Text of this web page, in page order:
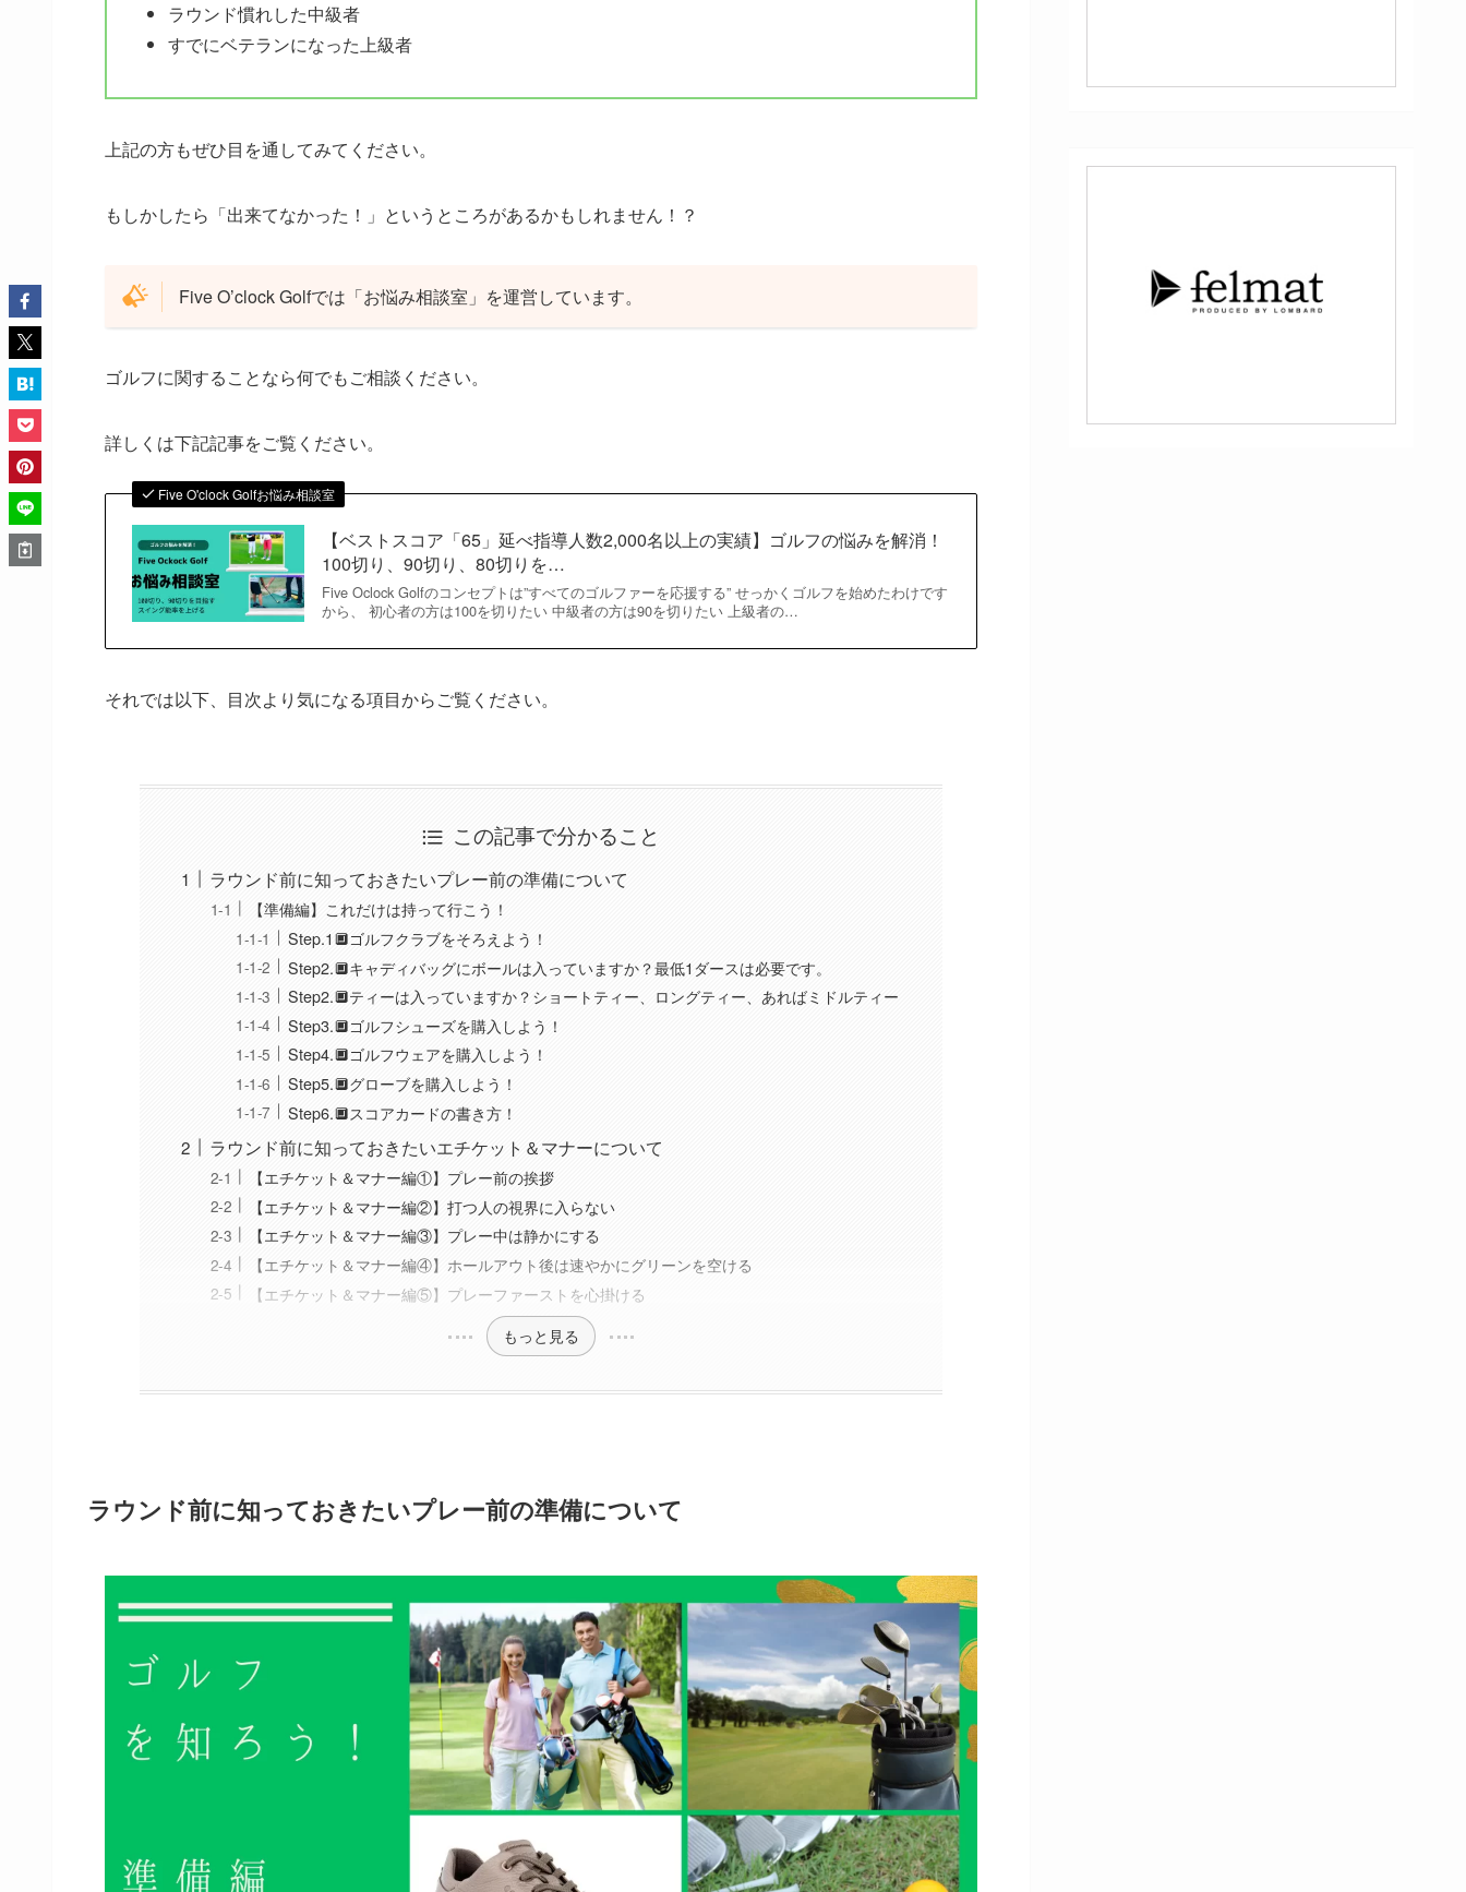
ラウンド慣れした中級者
すでにベテランになった上級者
上記の方もぜひ目を通してみてください。
もしかしたら「出来てなかった！」というところがあるかもしれません！？
Five O’clock Golfでは「お悩み相談室」を運営しています。
ゴルフに関することなら何でもご相談ください。
詳しくは下記記事をご覧ください。
Five O'clock Golfお悩み相談室
【ベストスコア「65」延べ指導人数2,000名以上の実績】ゴルフの悩みを解消！
100切り、90切り、80切りを…
Five Oclock Golfのコンセプトは”すべてのゴルファーを応援する” せっかくゴルフを始めたわけです
から、 初心者の方は100を切りたい 中級者の方は90を切りたい 上級者の…
それでは以下、目次より気になる項目からご覧ください。
この記事で分かること
ラウンド前に知っておきたいプレー前の準備について
【準備編】これだけは持って行こう！
Step.1🔲ゴルフクラブをそろえよう！
Step2.🔲キャディバッグにボールは入っていますか？最低1ダースは必要です。
Step2.🔲ティーは入っていますか？ショートティー、ロングティー、あればミドルティー
Step3.🔲ゴルフシューズを購入しよう！
Step4.🔲ゴルフウェアを購入しよう！
Step5.🔲グローブを購入しよう！
Step6.🔲スコアカードの書き方！
ラウンド前に知っておきたいエチケット＆マナーについて
【エチケット＆マナー編①】プレー前の挨拶
【エチケット＆マナー編②】打つ人の視界に入らない
【エチケット＆マナー編③】プレー中は静かにする
【エチケット＆マナー編④】ホールアウト後は速やかにグリーンを空ける
【エチケット＆マナー編⑤】プレーファーストを心掛ける
もっと見る
ラウンド前に知っておきたいプレー前の準備について